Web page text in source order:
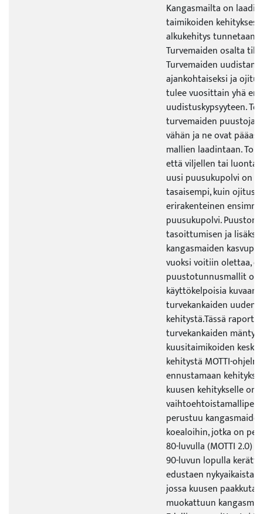
Kangasmailta on
taimikoiden
alkukehitys tunnetaan
Turvemaiden osalta
Turvemaiden
ajankohtaiseksi ja
tulee vuosittain yhä
uudistuskypsyyteen.
turvemaiden puustoja
vähän ja ne ovat
mallien laadintaan.
että viljellen tai
uusi puusukupolvi on
tasaisempi, kuin
erirakenteinen
puusukupolvi. Puuston
tasoittumisen ja lisäksi
kangasmaiden
vuoksi voitiin olettaa,
puustotunnusmallit
käyttökelpoisia
turvekankaiden uuden
kehitystä.Tässä
turvekankaiden mänty-
kuusitaimikoiden
kehitystä MOTTI-
ennustamaan
kuusen kehitykselle on
perustuu
koealoihin, jotka on
80-luvulla (MOTTI 2.0)
90-luvun lopulla
edustaen nykyaikaista
jossa kuusen
muokattuun